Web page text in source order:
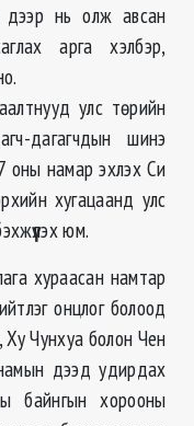
дээр нь олж авсан
арга хэлбэр,
улс төрийн
дагагчдын шинэ
оны намар эхлэх Си
хугацаанд улс
юм.
хураасан намтар
онцлог болоод
Чунхуа болон Чен
дээд удирдах
байнгын хорооны